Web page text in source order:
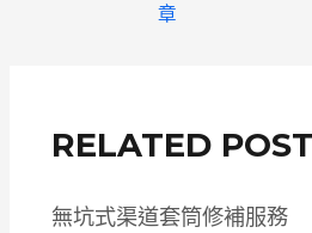
章
RELATED
無坑式渠道套筒修補服務